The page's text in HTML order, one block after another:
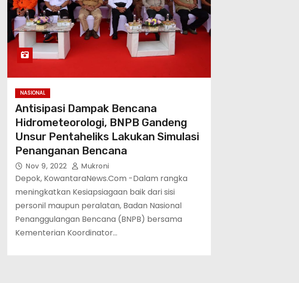
NASIONAL
Antisipasi Dampak Bencana
Hidrometeorologi, BNPB Gandeng
Unsur Pentaheliks Lakukan Simulasi
Penanganan Bencana
Nov 9, 2022 Mukroni
Depok, KowantaraNews.Com -Dalam rangka
meningkatkan Kesiapsiagaan baik dari sisi
personil maupun peralatan, Badan Nasional
Penanggulangan Bencana (BNPB) bersama
Kementerian Koordinator…